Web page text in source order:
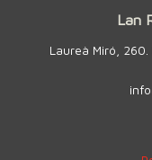
Lan
Laureà Miró,